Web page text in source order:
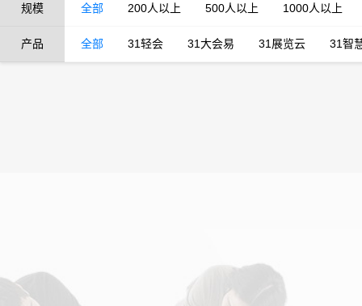
规模 全部 200人以上 500人以上 1000人以上
产品 全部 31轻会 31大会易 31展览云 31智